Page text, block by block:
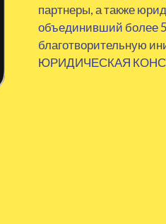
партнеры, а также
объединивший более
благотворительную
ЮРИДИЧЕСКАЯ